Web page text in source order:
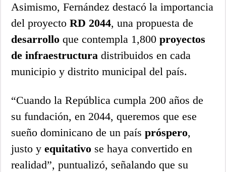
Asimismo, Fernández destacó la importancia
del proyectoRD 2044, una propuesta de
desarrollo que contempla 1,800proyectos
de infraestructura distribuidos en cada
municipio y distrito municipal del país.
“Cuando la República cumpla 200 años de
su fundación, en 2044, queremos que ese
sueño dominicano de un paíspróspero,
justo yequitativo se haya convertido en
realidad”, puntualizó, señalando que su